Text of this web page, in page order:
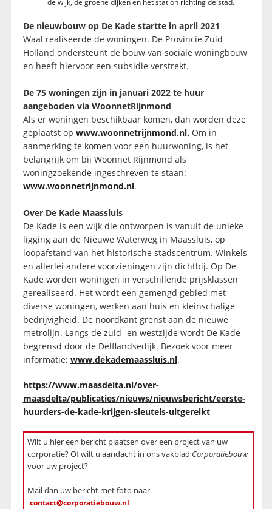
de wijk, de groene dijken en het station richting de stad.
De nieuwbouw op De Kade startte in april 2021
Waal realiseerde de woningen. De Provincie Zuid
Holland ondersteunt de bouw van sociale woningbouw
en heeft hiervoor een subsidie verstrekt.
De 75 woningen zijn in januari 2022 te huur
aangeboden via WoonnetRijnmond
Als er woningen beschikbaar komen, dan worden deze
geplaatst op www.woonnetrijnmond.nl.Om in
aanmerking te komen voor een huurwoning, is het
belangrijk om bij Woonnet Rijnmond als
woningzoekende ingeschreven te staan:
www.woonnetrijnmond.nl.
Over De Kade Maassluis
De Kade is een wijk die ontworpen is vanuit de unieke
ligging aan de Nieuwe Waterweg in Maassluis, op
loopafstand van het historische stadscentrum. Winkels
en allerlei andere voorzieningen zijn dichtbij. Op De
Kade worden woningen in verschillende prijsklassen
gerealiseerd. Het wordt een gemengd gebied met
diverse woningen, werken aan huis en kleinschalige
bedrijvigheid. De noordkant grenst aan de nieuwe
metrolijn. Langs de zuid- en westzijde wordt De Kade
begrensd door de Delflandsedijk. Bezoek voor meer
informatie: www.dekademaassluis.nl.
https://www.maasdelta.nl/over-
maasdelta/publicaties/nieuws/nieuwsbericht/eerste-
huurders-de-kade-krijgen-sleutels-uitgereikt
Wilt u hier een bericht plaatsen over een project van uw
corporatie? Of wilt u aandacht in ons vakblad Corporatiebouw
voor uw project?
Mail dan uw bericht met foto naar
contact@corporatiebouw.nl